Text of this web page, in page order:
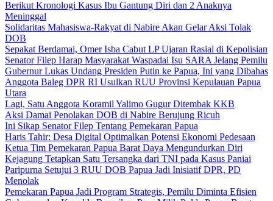
Berikut Kronologi Kasus Ibu Gantung Diri dan 2 Anaknya
Meninggal
Solidaritas Mahasiswa-Rakyat di Nabire Akan Gelar Aksi Tolak
DOB
Sepakat Berdamai, Omer Isba Cabut LP Ujaran Rasial di Kepolisian
Senator Filep Harap Masyarakat Waspadai Isu SARA Jelang Pemilu
Gubernur Lukas Undang Presiden Putin ke Papua, Ini yang Dibahas
Anggota Baleg DPR RI Usulkan RUU Provinsi Kepulauan Papua
Utara
Lagi, Satu Anggota Koramil Yalimo Gugur Ditembak KKB
Aksi Damai Penolakan DOB di Nabire Berujung Ricuh
Ini Sikap Senator Filep Tentang Pemekaran Papua
Haris Tahir: Desa Digital Optimalkan Potensi Ekonomi Pedesaan
Ketua Tim Pemekaran Papua Barat Daya Mengundurkan Diri
Kejagung Tetapkan Satu Tersangka dari TNI pada Kasus Paniai
Paripurna Setujui 3 RUU DOB Papua Jadi Inisiatif DPR, PD
Menolak
Pemekaran Papua Jadi Program Strategis, Pemilu Diminta Efisien